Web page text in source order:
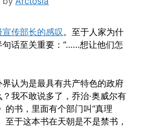
传部长的感叹。至于人家为什
话至关重要：“……想让他们怎
认为是最具有共产特色的政府
我不敢说多了，乔治·奥威尔有
的书，里面有个部门叫“真理
至于这本书在天朝是不是禁书，